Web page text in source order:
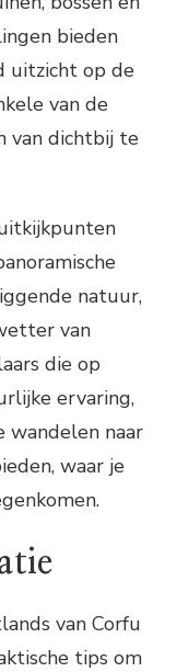
bieden
uitzicht op de
van de
van dichtbij te
natuur,
van
die op
ervaring,
wandelen naar
waar je
van Corfu
tips om